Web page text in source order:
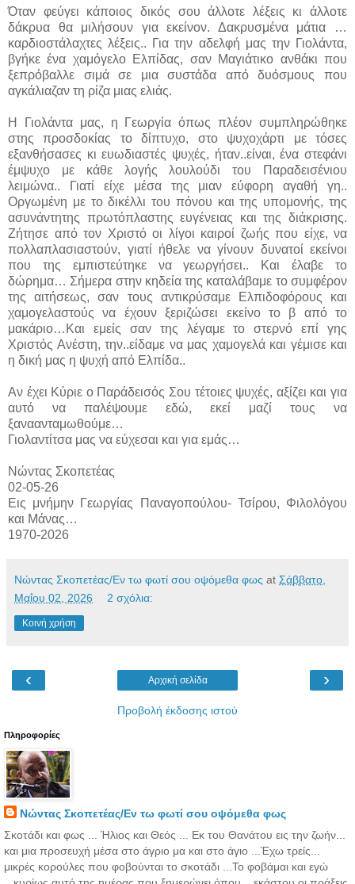
Όταν φεύγει κάποιος δικός σου άλλοτε λέξεις κι άλλοτε
δάκρυα θα μιλήσουν για εκείνον. Δακρυσμένα μάτια …
καρδιοστάλαχτες λέξεις.. Για την αδελφή μας την Γιολάντα,
βγήκε ένα χαμόγελο Eλπίδας, σαν Μαγιάτικο ανθάκι που
ξεπρόβαλλε σιμά σε μια συστάδα από δυόσμους που
αγκάλιαζαν τη ρίζα μιας ελιάς.
Η Γιολάντα μας, η Γεωργία όπως πλέον συμπληρώθηκε
στης προσδοκίας το δίπτυχο, στο ψυχοχάρτι με τόσες
εξανθήσασες κι ευωδιαστές ψυχές, ήταν..είναι, ένα στεφάνι
έμψυχο με κάθε λογής λουλούδι του Παραδεισένιου
λειμώνα.. Γιατί είχε μέσα της μιαν εύφορη αγαθή γη..
Οργωμένη με το δικέλλι του πόνου και της υπομονής, της
ασυνάντητης πρωτόπλαστης ευγένειας και της διάκρισης.
Ζήτησε από τον Χριστό οι λίγοι καιροί ζωής που είχε, να
πολλαπλασιαστούν, γιατί ήθελε να γίνουν δυνατοί εκείνοι
που της εμπιστεύτηκε να γεωργήσει.. Και έλαβε το
δώρημα… Σήμερα στην κηδεία της καταλάβαμε το συμφέρον
της αιτήσεως, σαν τους αντικρύσαμε Ελπιδοφόρους και
χαμογελαστούς να έχουν ξεριζώσει εκείνο το β από το
μακάριο…Και εμείς σαν της λέγαμε το στερνό επί γης
Χριστός Ανέστη, την..είδαμε να μας χαμογελά και γέμισε και
η δική μας η ψυχή από Ελπίδα..
Αν έχει Κύριε ο Παράδεισός Σου τέτοιες ψυχές, αξίζει και για
αυτό να παλέψουμε εδώ, εκεί μαζί τους να
ξαναανταμωθούμε…
Γιολαντίτσα μας να εύχεσαι και για εμάς…
Νώντας Σκοπετέας
02-05-26
Εις μνήμην Γεωργίας Παναγοπούλου- Τσίρου, Φιλολόγου
και Μάνας…
1970-2026
Νώντας Σκοπετέας/Εν τω φωτί σου οψόμεθα φως at Σάββατο,
Μαΐου 02, 2026
2 σχόλια:
Κοινή χρήση
‹ ›
Αρχική σελίδα
Προβολή έκδοσης ιστού
Πληροφορίες
Νώντας Σκοπετέας/Εν τω φωτί σου οψόμεθα φως
Σκοτάδι και φως ... Ήλιος και Θεός ... Εκ του Θανάτου εις την ζωήν...
και μια προσευχή μέσα στο άγριο μα και στο άγιο ...Έχω τρείς...
μικρές κορούλες που φοβούνται το σκοτάδι ...Το φοβάμαι και εγώ